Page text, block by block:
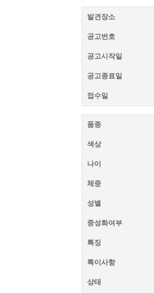
발견장소
공고번호
공고시작일
공고종료일
접수일
품종
색상
나이
체중
성별
중성화여부
특징
특이사항
상태